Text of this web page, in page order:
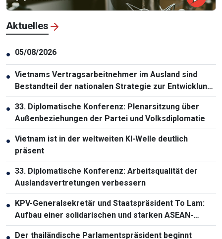
Aktuelles
● 05/08/2026
● Vietnams Vertragsarbeitnehmer im Ausland sind
Bestandteil der nationalen Strategie zur Entwicklung
der Humanressourcen
● 33. Diplomatische Konferenz: Plenarsitzung über
Außenbeziehungen der Partei und Volksdiplomatie
● Vietnam ist in der weltweiten KI-Welle deutlich
präsent
● 33. Diplomatische Konferenz: Arbeitsqualität der
Auslandsvertretungen verbessern
● KPV-Generalsekretär und Staatspräsident To Lam:
Aufbau einer solidarischen und starken ASEAN-
Gemeinschaft
● Der thailändische Parlamentspräsident beginnt